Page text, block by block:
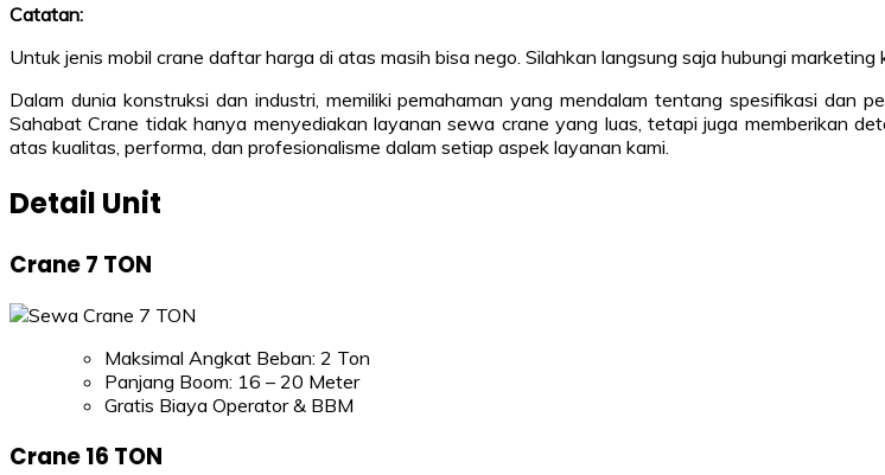
Catatan:
Untuk jenis mobil crane daftar harga di atas masih bisa nego. Silahkan langsung saja hubungi
Dalam dunia konstruksi dan industri, memiliki pemahaman yang mendalam tentang spesifikasi dan
Sahabat Crane tidak hanya menyediakan layanan sewa crane yang luas, tetapi juga memberikan
atas kualitas, performa, dan profesionalisme dalam setiap aspek layanan kami.
Detail Unit
Crane 7 TON
Maksimal Angkat Beban: 2 Ton
Panjang Boom: 16 – 20 Meter
Gratis Biaya Operator & BBM
Crane 16 TON